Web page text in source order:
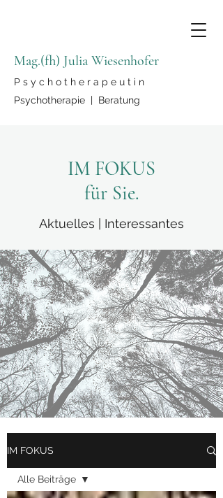
Mag.(fh) Julia Wiesenhofer
P s y c h o t h e r a p e u t i n
Psychotherapie | Beratung
IM FOKUS
für Sie.
Aktuelles | Interessantes
IM FOKUS
Alle Beiträge